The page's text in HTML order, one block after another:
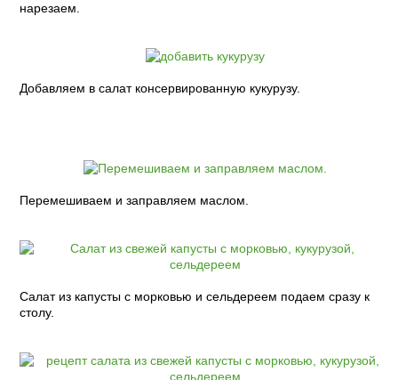
нарезаем.
Добавляем в салат консервированную кукурузу.
Перемешиваем и заправляем маслом.
Салат из капусты с морковью и сельдереем подаем сразу к
столу.